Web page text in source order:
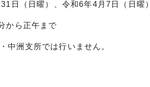
日（日曜）、令和6年4月7日（日曜）
から正午まで
中洲支所では行いません。